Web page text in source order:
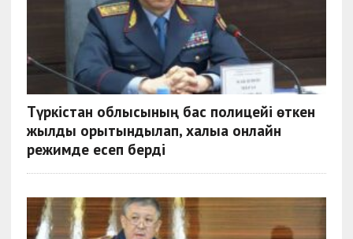
Түркістан облысының бас полицейі өткен
жылды қорытындылап, халыққа онлайн
режимде есеп берді